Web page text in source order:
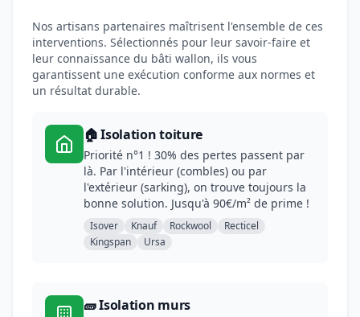
Nos artisans partenaires maîtrisent l'ensemble de ces
interventions. Sélectionnés pour leur savoir-faire et
leur connaissance du bâti wallon, ils vous
garantissent une exécution conforme aux normes et
un résultat durable.
🏠 Isolation toiture
Priorité n°1 ! 30% des pertes passent par
là. Par l'intérieur (combles) ou par
l'extérieur (sarking), on trouve toujours la
bonne solution. Jusqu'à 90€/m² de prime !
Isover Knauf Rockwool
Recticel
Kingspan
Ursa
🧱 Isolation murs